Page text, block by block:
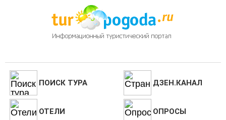
ПОИСК ТУРА ДЗЕН.КАНАЛ
ОТЕЛИ ОПРОСЫ